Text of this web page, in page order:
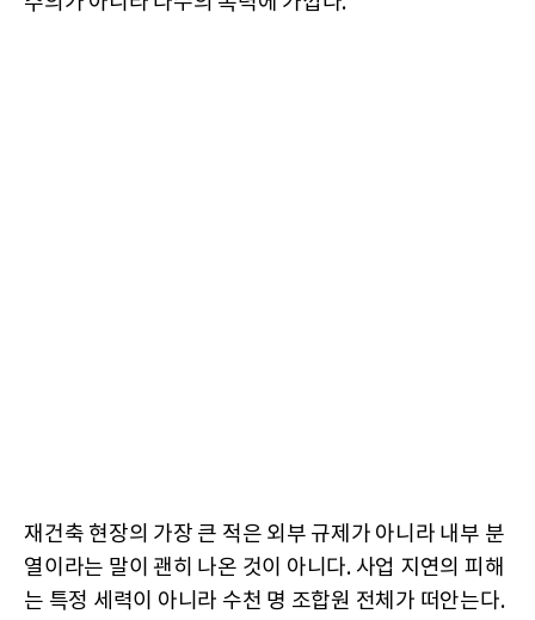
재건축 현장의 가장 큰 적은 외부 규제가 아니라 내부 분
열이라는 말이 괜히 나온 것이 아니다. 사업 지연의 피해
는 특정 세력이 아니라 수천 명 조합원 전체가 떠안는다.